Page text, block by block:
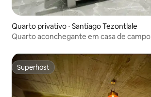
Quarto privativo ⋅ Santiago Tezontlale
Quarto aconchegante em casa de campo
Superhost
Superhost